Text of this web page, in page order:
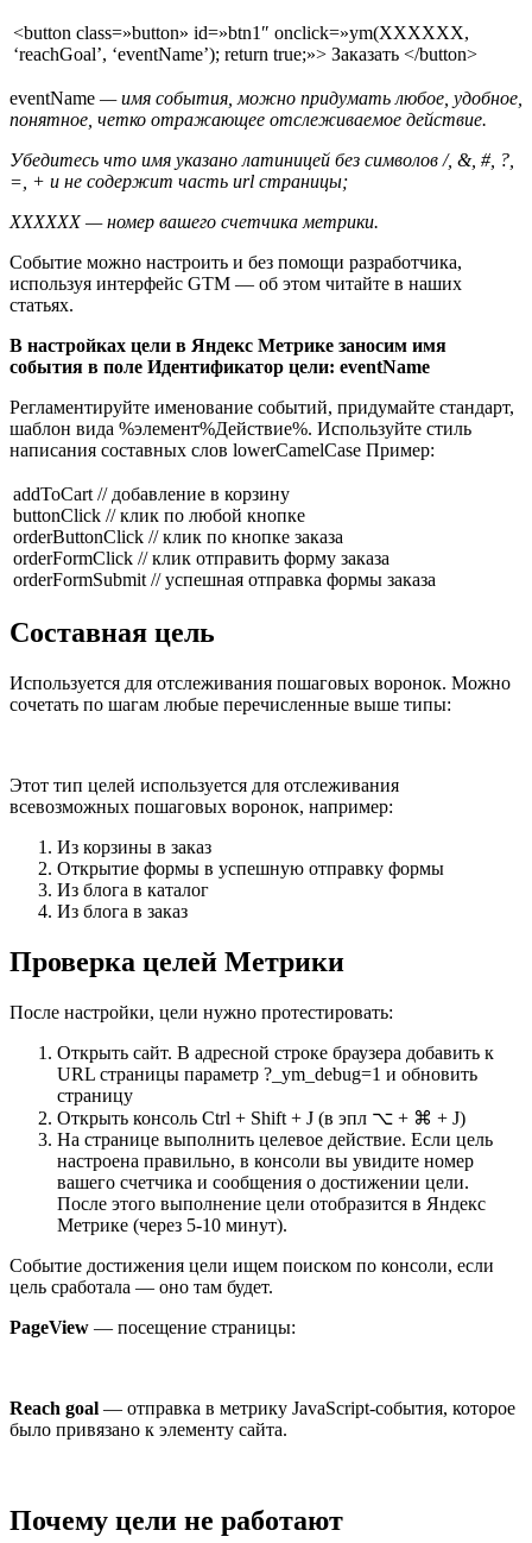
<button class=»button» id=»btn1″ onclick=»ym(XXXXXX,
‘reachGoal’, ‘eventName’); return true;»> Заказать </button>
eventName — имя события, можно придумать любое, удобное,
понятное, четко отражающее отслеживаемое действие.
Убедитесь что имя указано латиницей без символов /, &, #, ?,
=, + и не содержит часть url страницы;
XXXXXX — номер вашего счетчика метрики.
Событие можно настроить и без помощи разработчика,
используя интерфейс GTM — об этом читайте в наших
статьях.
В настройках цели в Яндекс Метрике заносим имя
события в поле Идентификатор цели: eventName
Регламентируйте именование событий, придумайте стандарт,
шаблон вида %элемент%Действие%. Используйте стиль
написания составных слов lowerCamelCase Пример:
addToCart // добавление в корзину
buttonClick // клик по любой кнопке
orderButtonClick // клик по кнопке заказа
orderFormClick // клик отправить форму заказа
orderFormSubmit // успешная отправка формы заказа
Составная цель
Используется для отслеживания пошаговых воронок. Можно
сочетать по шагам любые перечисленные выше типы:
Этот тип целей используется для отслеживания
всевозможных пошаговых воронок, например:
Из корзины в заказ
Открытие формы в успешную отправку формы
Из блога в каталог
Из блога в заказ
Проверка целей Метрики
После настройки, цели нужно протестировать:
Открыть сайт. В адресной строке браузера добавить к
URL страницы параметр ?_ym_debug=1 и обновить
страницу
Открыть консоль Ctrl + Shift + J (в эпл ⌥ + ⌘ + J)
На странице выполнить целевое действие. Если цель
настроена правильно, в консоли вы увидите номер
вашего счетчика и сообщения о достижении цели.
После этого выполнение цели отобразится в Яндекс
Метрике (через 5-10 минут).
Событие достижения цели ищем поиском по консоли, если
цель сработала — оно там будет.
PageView — посещение страницы:
Reach goal — отправка в метрику JavaScript-события, которое
было привязано к элементу сайта.
Почему цели не работают